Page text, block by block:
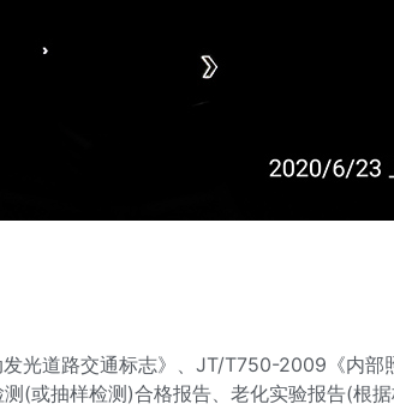
光道路交通标志》、JT/T750-2009《内部
(或抽样检测)合格报告、老化实验报告(根据